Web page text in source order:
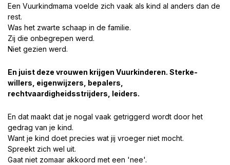
Een Vuurkindmama voelde zich vaak als kind al anders dan de
rest.
Was het zwarte schaap in de familie.
Zij die onbegrepen werd.
Niet gezien werd.
En juist deze vrouwen krijgen Vuurkinderen. Sterke-
willers, eigenwijzers, bepalers,
rechtvaardigheidsstrijders, leiders.
En dat maakt dat je nogal vaak getriggerd wordt door het
gedrag van je kind.
Want je kind doet precies wat jij vroeger niet mocht.
Spreekt zich wel uit.
Gaat niet zomaar akkoord met een 'nee'.